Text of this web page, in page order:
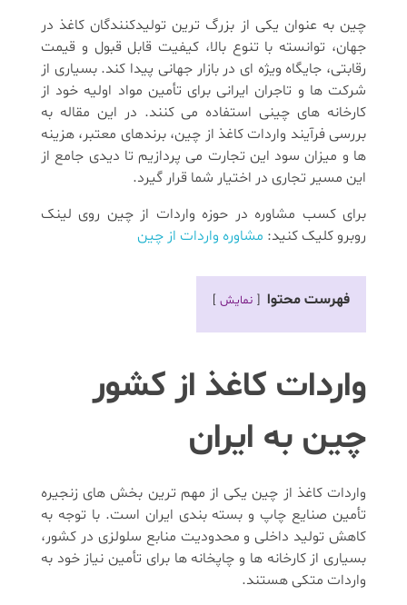
چین به عنوان یکی از بزرگ ترین تولیدکنندگان کاغذ در
جهان، توانسته با تنوع بالا، کیفیت قابل قبول و قیمت
رقابتی، جایگاه ویژه ای در بازار جهانی پیدا کند. بسیاری از
شرکت ها و تاجران ایرانی برای تأمین مواد اولیه خود از
کارخانه های چینی استفاده می کنند. در این مقاله به
بررسی فرآیند واردات کاغذ از چین، برندهای معتبر، هزینه
ها و میزان سود این تجارت می پردازیم تا دیدی جامع از
این مسیر تجاری در اختیار شما قرار گیرد.
برای کسب مشاوره در حوزه واردات از چین روی لینک
روبرو کلیک کنید: مشاوره واردات از چین
فهرست محتوا نمایش
واردات کاغذ از کشور
چین به ایران
واردات کاغذ از چین یکی از مهم ترین بخش های زنجیره
تأمین صنایع چاپ و بسته بندی ایران است. با توجه به
کاهش تولید داخلی و محدودیت منابع سلولزی در کشور،
بسیاری از کارخانه ها و چاپخانه ها برای تأمین نیاز خود به
واردات متکی هستند.